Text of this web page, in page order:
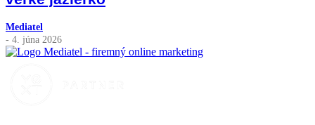
Mediatel
- 4. júna 2026